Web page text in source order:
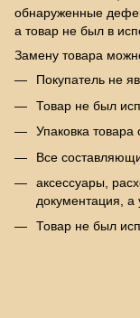
обнаруженные
а товар не был в
Замену товара
Покупатель не
Товар не был
Упаковка
Все
аксессуары,
документация, а
Товар не был